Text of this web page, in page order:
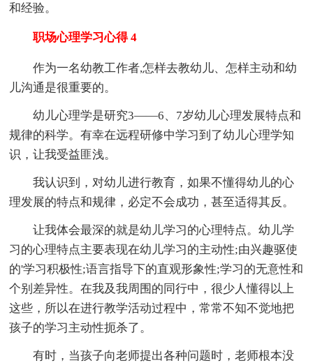
和经验。
职场心理学习心得 4
作为一名幼教工作者,怎样去教幼儿、怎样主动和幼
儿沟通是很重要的。
幼儿心理学是研究3——6、7岁幼儿心理发展特点和
规律的科学。有幸在远程研修中学习到了幼儿心理学知
识，让我受益匪浅。
我认识到，对幼儿进行教育，如果不懂得幼儿的心
理发展的特点和规律，必定不会成功，甚至适得其反。
让我体会最深的就是幼儿学习的心理特点。幼儿学
习的心理特点主要表现在幼儿学习的主动性;由兴趣驱使
的'学习积极性;语言指导下的直观形象性;学习的无意性和
个别差异性。在我及我周围的同行中，很少人懂得以上
这些，所以在进行教学活动过程中，常常不知不觉地把
孩子的学习主动性扼杀了。
有时，当孩子向老师提出各种问题时，老师根本没